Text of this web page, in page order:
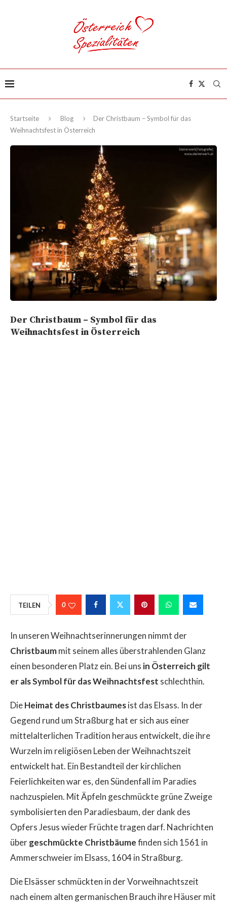
Startseite Blog
Der Christbaum – Symbol für das
Weihnachtsfest in Österreich
Der Christbaum – Symbol für das
Weihnachtsfest in Österreich
TEILEN 0
In unseren Weihnachtserinnerungen nimmt der
Christbaummit seinem alles überstrahlenden Glanz
einen besonderen Platz ein. Bei uns in Österreich gilt
er als Symbol für das Weihnachtsfest schlechthin.
DieHeimat des Christbaumesist das Elsass. In der
Gegend rund um Straßburg hat er sich aus einer
mittelalterlichen Tradition heraus entwickelt, die ihre
Wurzeln im religiösen Leben der Weihnachtszeit
entwickelt hat. Ein Bestandteil der kirchlichen
Feierlichkeiten war es, den Sündenfall im Paradies
nachzuspielen. Mit Äpfeln geschmückte grüne Zweige
symbolisierten den Paradiesbaum, der dank des
Opfers Jesus wieder Früchte tragen darf. Nachrichten
übergeschmückte Christbäumefinden sich 1561 in
Ammerschweier im Elsass, 1604 in Straßburg.
Die Elsässer schmückten in der Vorweihnachtszeit
nach einem alten germanischen Brauch ihre Häuser mit